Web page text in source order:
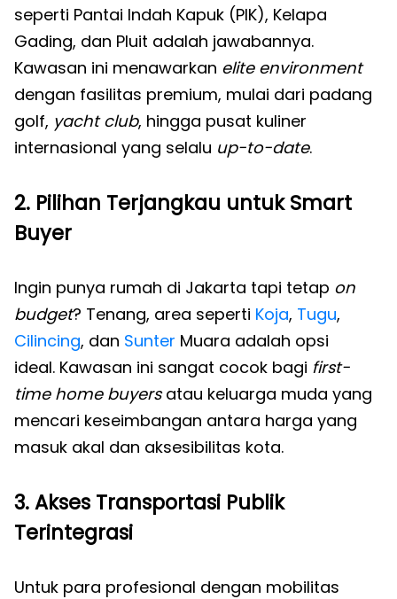
seperti Pantai Indah Kapuk (PIK), Kelapa
Gading, dan Pluit adalah jawabannya.
Kawasan ini menawarkan elite environment
dengan fasilitas premium, mulai dari padang
golf, yacht club, hingga pusat kuliner
internasional yang selalu up-to-date.
2. Pilihan Terjangkau untuk Smart
Buyer
Ingin punya rumah di Jakarta tapi tetap on
budget? Tenang, area seperti Koja, Tugu,
Cilincing, dan Sunter Muara adalah opsi
ideal. Kawasan ini sangat cocok bagi first-
time home buyersatau keluarga muda yang
mencari keseimbangan antara harga yang
masuk akal dan aksesibilitas kota.
3. Akses Transportasi Publik
Terintegrasi
Untuk para profesional dengan mobilitas